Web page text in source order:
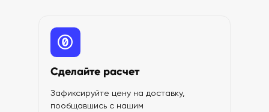
Сделайте расчет
Зафиксируйте цену на доставку,
пообщавшись с нашим